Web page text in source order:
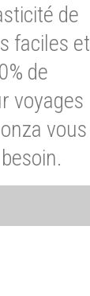
de
faciles et
de
voyages
vous